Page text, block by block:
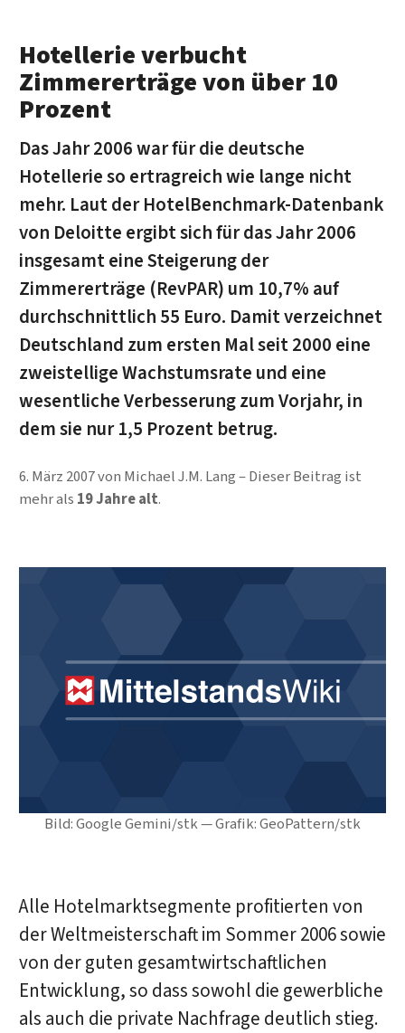
Bild: Google Gemini/stk — Grafik: GeoPattern/stk
Hotellerie verbucht
Zimmererträge von über 10
Prozent
Das Jahr 2006 war für die deutsche
Hotellerie so ertragreich wie lange nicht
mehr. Laut der HotelBenchmark-Datenbank
von Deloitte ergibt sich für das Jahr 2006
insgesamt eine Steigerung der
Zimmererträge (RevPAR) um 10,7% auf
durchschnittlich 55 Euro. Damit verzeichnet
Deutschland zum ersten Mal seit 2000 eine
zweistellige Wachstumsrate und eine
wesentliche Verbesserung zum Vorjahr, in
dem sie nur 1,5 Prozent betrug.
6. März 2007von Michael J.M. Lang
Dieser Beitrag ist
mehr als 19 Jahre alt.
Alle Hotelmarktsegmente profitierten von
der Weltmeisterschaft im Sommer 2006 sowie
von der guten gesamtwirtschaftlichen
Entwicklung, so dass sowohl die gewerbliche
als auch die private Nachfrage deutlich stieg.